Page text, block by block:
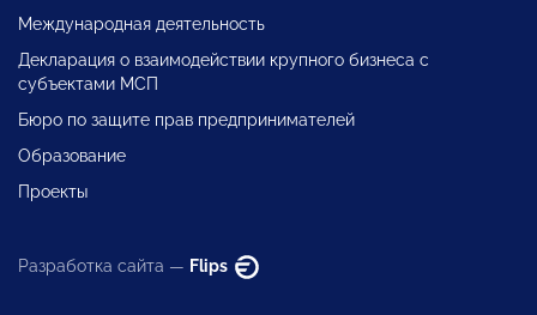
Международная деятельность
Декларация о взаимодействии крупного бизнеса с
субъектами МСП
Бюро по защите прав предпринимателей
Образование
Проекты
Разработка сайта — Flips